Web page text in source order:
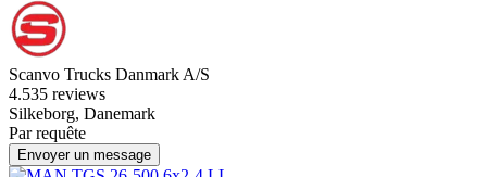
Scanvo Trucks Danmark A/S
4.535 reviews
Silkeborg, Danemark
Par requête
Envoyer un message